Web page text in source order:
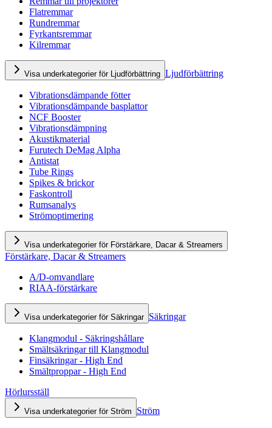
Flatremmar
Rundremmar
Fyrkantsremmar
Kilremmar
Visa underkategorier för Ljudförbättring Ljudförbättring
Vibrationsdämpande fötter
Vibrationsdämpande basplattor
NCF Booster
Vibrationsdämpning
Akustikmaterial
Furutech DeMag Alpha
Antistat
Tube Rings
Spikes & brickor
Faskontroll
Rumsanalys
Strömoptimering
Visa underkategorier för Förstärkare, Dacar & Streamers
Förstärkare, Dacar & Streamers
A/D-omvandlare
RIAA-förstärkare
Visa underkategorier för Säkringar Säkringar
Klangmodul - Säkringshållare
Smältsäkringar till Klangmodul
Finsäkringar - High End
Smältproppar - High End
Hörlursställ
Visa underkategorier för Ström Ström